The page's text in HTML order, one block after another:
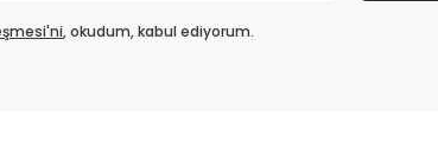
, okudum, kabul ediyorum.